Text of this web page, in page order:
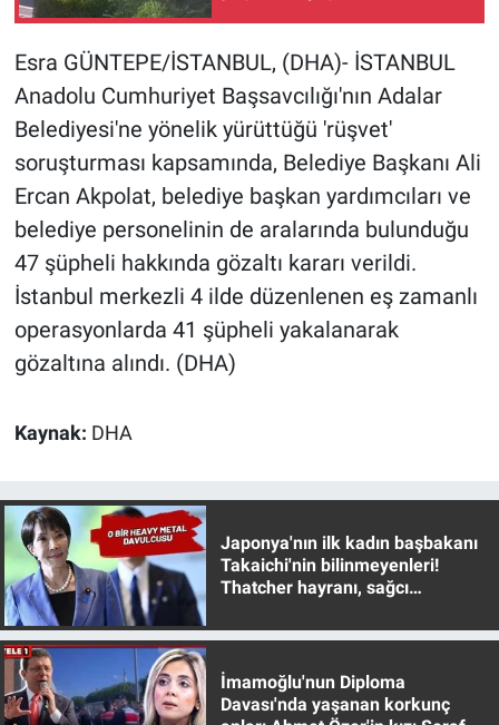
Esra GÜNTEPE/İSTANBUL, (DHA)- İSTANBUL
Anadolu Cumhuriyet Başsavcılığı'nın Adalar
Belediyesi'ne yönelik yürüttüğü 'rüşvet'
soruşturması kapsamında, Belediye Başkanı Ali
Ercan Akpolat, belediye başkan yardımcıları ve
belediye personelinin de aralarında bulunduğu
47 şüpheli hakkında gözaltı kararı verildi.
İstanbul merkezli 4 ilde düzenlenen eş zamanlı
operasyonlarda 41 şüpheli yakalanarak
gözaltına alındı. (DHA)
Kaynak: DHA
Japonya'nın ilk kadın başbakanı
Takaichi'nin bilinmeyenleri!
Thatcher hayranı, sağcı
İmamoğlu'nun Diploma
Davası'nda yaşanan korkunç
Gündem Özel
Günün görüntüsü
Haber
İlan
Kimdir
Koronavirüs
Nedir
Popüler
Programlar
Sağlık